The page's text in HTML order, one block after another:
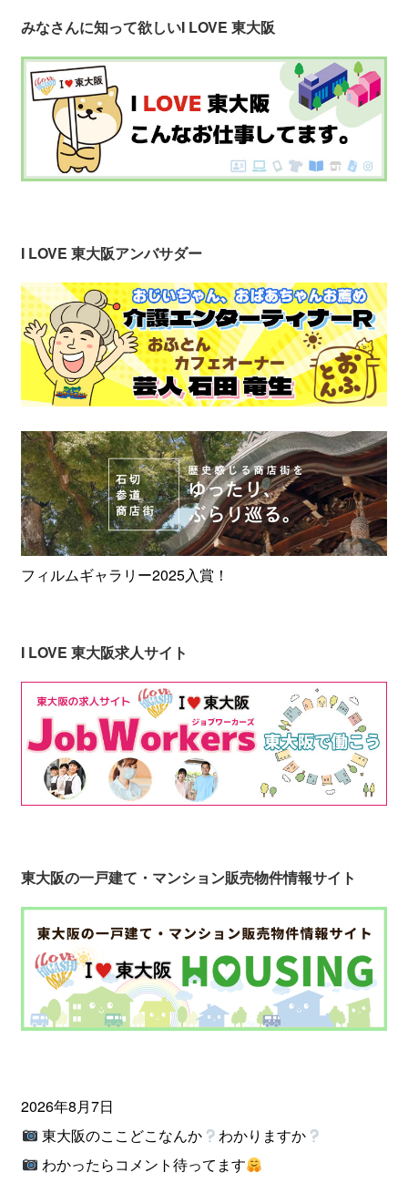
みなさんに知って欲しいI LOVE 東大阪
I LOVE 東大阪アンバサダー
フィルムギャラリー2025入賞！
I LOVE 東大阪求人サイト
東大阪の一戸建て・マンション販売物件情報サイト
2026年8月7日
東大阪のここどこなんか
わかりますか
わかったらコメント待ってます